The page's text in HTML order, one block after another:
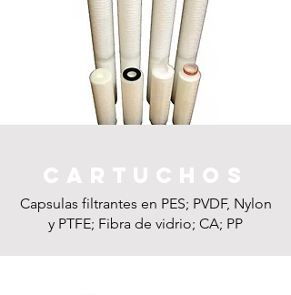
Cartuchos
Capsulas filtrantes en PES; PVDF, Nylon
y PTFE; Fibra de vidrio; CA; PP